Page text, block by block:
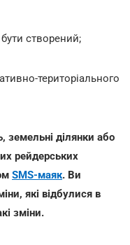
створений;
територіального
земельні ділянки або
рейдерських
SMS-маяк. Ви
які відбулися в
зміни.